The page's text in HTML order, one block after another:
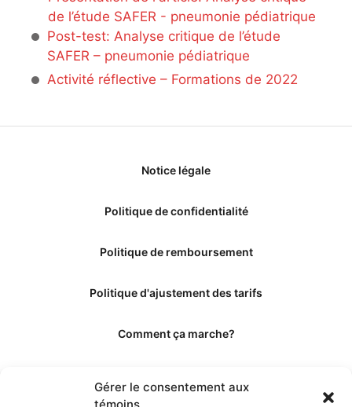
Gérer le consentement aux
de l’étude SAFER - pneumonie pédiatrique
Post-test: Analyse critique de l’étude
SAFER – pneumonie pédiatrique
Activité réflective – Formations de 2022
Notice légale
Politique de confidentialité
Politique de remboursement
Politique d'ajustement des tarifs
Comment ça marche?